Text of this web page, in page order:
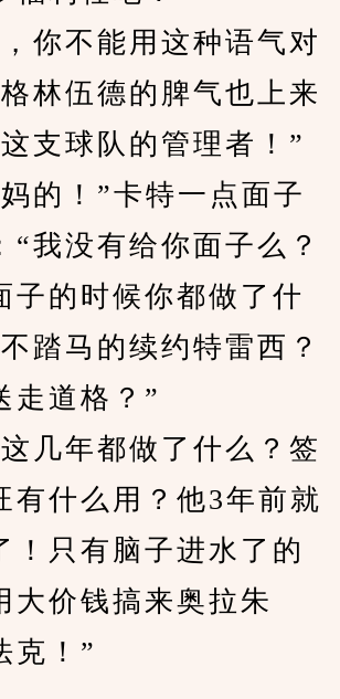
不能用这种语气对
林伍德的脾气也上来
支球队的管理者！”
！”卡特一点面子
“我没有给你面子么？
子的时候你都做了什
踏马的续约特雷西？
走道格？”
年都做了什么？签
有什么用？他3年前就
！只有脑子进水了的
大价钱搞来奥拉朱
克！”